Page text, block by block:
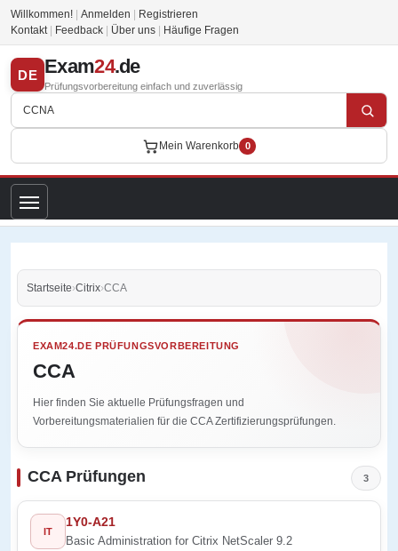
Willkommen! Anmelden
Registrieren
Kontakt
Feedback Über uns Häufige Fragen
DE Exam24.de
Prüfungsvorbereitung einfach und zuverlässig
Mein Warenkorb 0
Startseite›Citrix›CCA
EXAM24.DE PRÜFUNGSVORBEREITUNG
CCA
Hier finden Sie aktuelle Prüfungsfragen und
Vorbereitungsmaterialien für die CCA Zertifizierungsprüfungen.
CCA Prüfungen 3
IT
1Y0-A21
Basic Administration for Citrix NetScaler 9.2